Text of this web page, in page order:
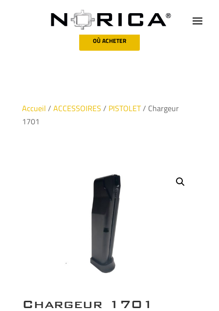
OÙ ACHETER
Accueil / ACCESSOIRES / PISTOLET/ Chargeur
1701
Chargeur 1701